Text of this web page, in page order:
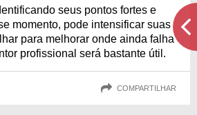
seus pontos fortes e
momento, pode intensificar suas
para melhorar onde ainda falha
profissional será bastante útil.
COMPARTILHAR